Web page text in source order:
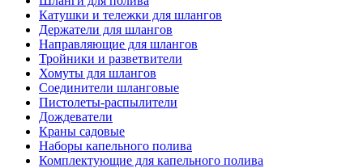
Катушки и тележки для шлангов
Держатели для шлангов
Направляющие для шлангов
Тройники и разветвители
Хомуты для шлангов
Соединители шланговые
Пистолеты-распылители
Дождеватели
Краны садовые
Наборы капельного полива
Комплектующие для капельного полива